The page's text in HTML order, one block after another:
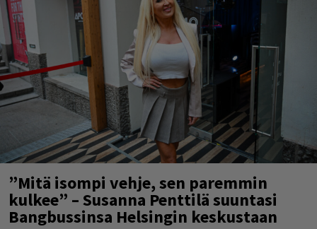
”Mitä isompi vehje, sen paremmin
kulkee” – Susanna Penttilä suuntasi
Bangbussinsa Helsingin keskustaan